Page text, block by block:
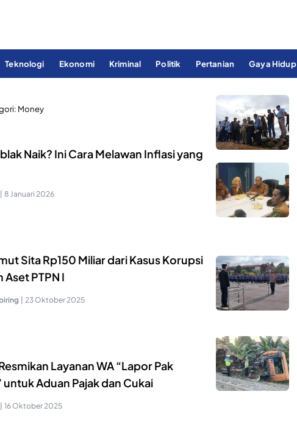
Teknologi Ekonomi Kriminal Politik Pertanian Gaya Hidup
Money
Naik? Ini Cara Melawan Inflasi yang
8 Januari 2026
Sita Rp150 Miliar dari Kasus Korupsi
Aset PTPN I
23 Oktober 2025
Layanan WA “Lapor Pak
untuk Aduan Pajak dan Cukai
16 Oktober 2025